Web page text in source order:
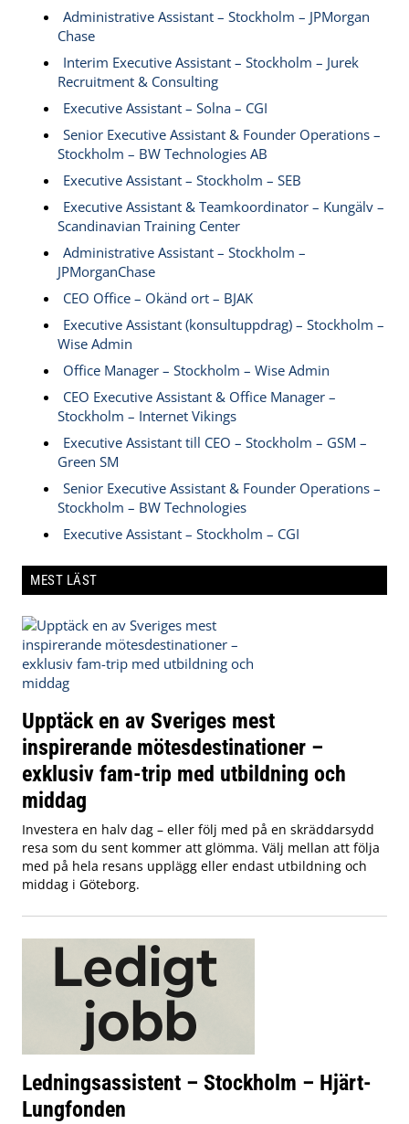
Administrative Assistant – Stockholm – JPMorgan
Chase
Interim Executive Assistant – Stockholm – Jurek
Recruitment & Consulting
Executive Assistant – Solna – CGI
Senior Executive Assistant & Founder Operations –
Stockholm – BW Technologies AB
Executive Assistant – Stockholm – SEB
Executive Assistant & Teamkoordinator – Kungälv –
Scandinavian Training Center
Administrative Assistant – Stockholm –
JPMorganChase
CEO Office – Okänd ort – BJAK
Executive Assistant (konsultuppdrag) – Stockholm –
Wise Admin
Office Manager – Stockholm – Wise Admin
CEO Executive Assistant & Office Manager –
Stockholm – Internet Vikings
Executive Assistant till CEO – Stockholm – GSM –
Green SM
Senior Executive Assistant & Founder Operations –
Stockholm – BW Technologies
Executive Assistant – Stockholm – CGI
MEST LÄST
Upptäck en av Sveriges mest
inspirerande mötesdestinationer –
exklusiv fam-trip med utbildning och
middag
Investera en halv dag – eller följ med på en skräddarsydd
resa som du sent kommer att glömma. Välj mellan att följa
med på hela resans upplägg eller endast utbildning och
middag i Göteborg.
Ledningsassistent – Stockholm – Hjärt-
Lungfonden